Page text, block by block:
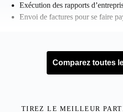
Exécution des rapports
Envoi de factures pour se faire
Comparez toutes
TIREZ LE MEILLEUR